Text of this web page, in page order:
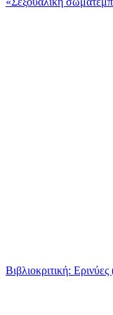
Βιβλιοκριτική: